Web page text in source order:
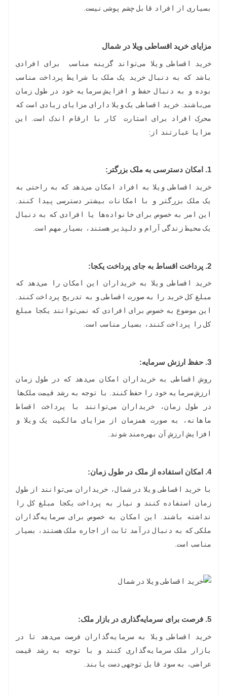
بسیاری از افراد قابل چشم پوشی نیست.
مزایای خرید اقساطی ویلا در شمال
خرید اقساطی ویلا می‌تواند گزینه مناسب برای افرادی
باشد که به دنبال خرید یک ملک با شرایط پرداخت مناسب
بوده و به دنبال حفظ و افزایش سرمایه خود در طول زمان
می‌باشند. خرید اقساطی یک ویلا دارای مزایای زیادی است که
محرک افراد برای استارت کار با ارقام اندک است. این
مزایا عبارتند از:
1. امکان دسترسی به ملک بزرگتر:
خرید اقساطی ویلا به افراد امکان می‌دهد که به راحتی به
یک ملک بزرگتر و با امکانات بیشتر دسترسی پیدا کنند.
این امر به خصوص برای خانواده‌ها یا افرادی که به دنبال
یک محیط زندگی آرام و دلپذیر هستند، بسیار مهم است.
2. پرداخت اقساط به جای پرداخت یکجا:
خرید اقساطی ویلا به خریداران این امکان را می‌دهد که
مبلغ کل خرید را به صورت اقساطی و به تدریج پرداخت کنند.
این موضوع به خصوص برای افرادی که نمی‌توانند یکجا مبلغ
کل را پرداخت کنند، بسیار مناسب است.
3
. حفظ ارزش سرمایه:
روش اقساطی به خریداران امکان می‌دهد که در طول زمان
ارزش سرمایه خود را حفظ کنند. با توجه به رشد قیمت ملک‌ها
در طول زمان، خریداران می‌توانند با پرداخت اقساط
ماهانه، به صورت همزمان از مزایای مالکیت یک ویلا و
افزایش ارزش آن بهره‌مند شوند.
4. امکان استفاده از ملک در طول زمان:
با خرید اقساطی ویلا در شمال، خریداران می‌توانند از طول
زمان استفاده کنند و نیاز به پرداخت یکجا مبلغ کل را
نداشته باشند. این امکان به خصوص برای سرمایه‌گذاران
ملکی که به دنبال درآمد ثابت از اجاره ملک هستند، بسیار
مناسب است.
5. فرصت برای سرمایه‌گذاری در بازار ملک:
خرید اقساطی ویلا به سرمایه‌گذاران فرصت می‌دهد تا در
بازار ملک سرمایه‌گذاری کنند و با توجه به رشد قیمت
عراضی، به سود قابل توجهی دست یابند.